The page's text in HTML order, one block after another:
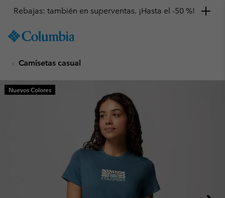
TO
SKIP
MAIN
NAV
Rebajas: también en superventas. ¡Hasta el -50 %!
Camisetas casual
Nuevos Colores